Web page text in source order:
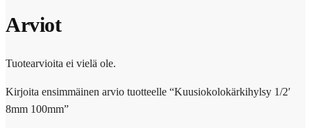
Arviot
Tuotearvioita ei vielä ole.
Kirjoita ensimmäinen arvio tuotteelle “Kuusiokolokärkihylsy 1/2′
8mm 100mm”